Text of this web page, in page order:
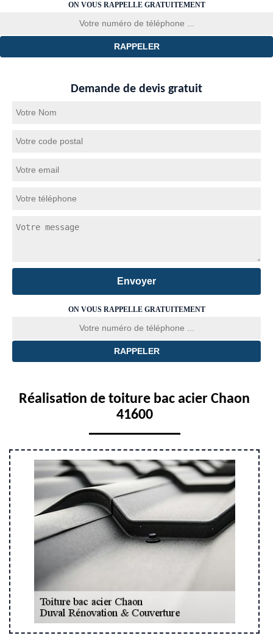
ON VOUS RAPPELLE GRATUITEMENT
Demande de devis gratuit
ON VOUS RAPPELLE GRATUITEMENT
Réalisation de toiture bac acier Chaon
41600